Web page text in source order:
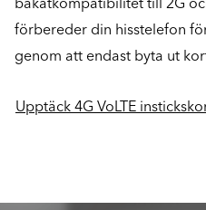
förbereder din hisstelefon
genom att endast byta ut
Upptäck 4G VoLTE